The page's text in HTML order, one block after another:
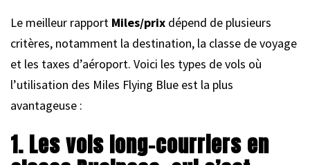
Le meilleur rapport Miles/prix dépend de plusieurs
critères, notamment la destination, la classe de voyage
et les taxes d’aéroport. Voici les types de vols où
l’utilisation des Miles Flying Blue est la plus
avantageuse :
1. Les vols long-courriers en